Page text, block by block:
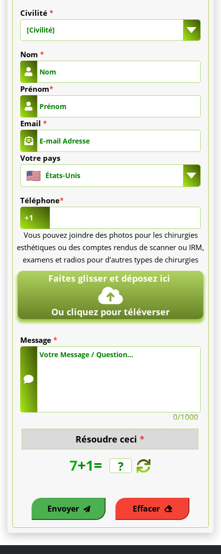
visage)
varie
250
350
facturé
300
décolleté
Civilité *
[Civilité]
Nom *
Prénom*
Email *
Votre pays
États-Unis
Téléphone*
+1
Vous pouvez joindre des photos pour les chirurgies
esthétiques ou des comptes rendus de scanner ou IRM,
examens et radios pour d'autres types de chirurgies
Faites glisser et déposez ici
Ou cliquez pour téléverser
Message *
0/1000
Résoudre ceci *
7+1=
Envoyer Effacer